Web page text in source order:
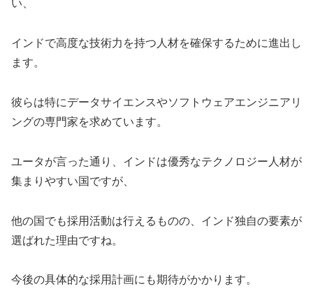
い、
インドで高度な技術力を持つ人材を確保するために進出し
ます。
彼らは特にデータサイエンスやソフトウェアエンジニアリ
ングの専門家を求めています。
ユータが言った通り、インドは優秀なテクノロジー人材が
集まりやすい国ですが、
他の国でも採用活動は行えるものの、インド独自の要素が
選ばれた理由ですね。
今後の具体的な採用計画にも期待がかかります。